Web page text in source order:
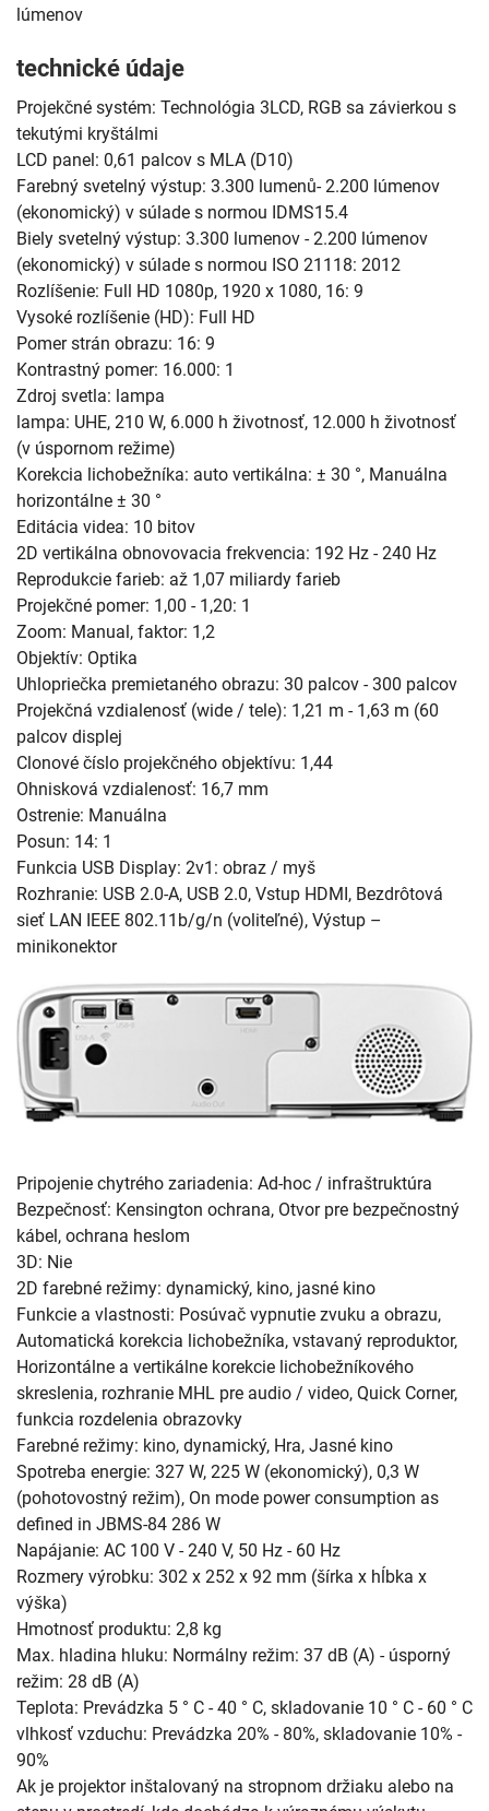
lúmenov
technické údaje
Projekčné systém: Technológia 3LCD, RGB sa závierkou s
tekutými kryštálmi
LCD panel: 0,61 palcov s MLA (D10)
Farebný svetelný výstup: 3.300 lumenů- 2.200 lúmenov
(ekonomický) v súlade s normou IDMS15.4
Biely svetelný výstup: 3.300 lumenov - 2.200 lúmenov
(ekonomický) v súlade s normou ISO 21118: 2012
Rozlíšenie: Full HD 1080p, 1920 x 1080, 16: 9
Vysoké rozlíšenie (HD): Full HD
Pomer strán obrazu: 16: 9
Kontrastný pomer: 16.000: 1
Zdroj svetla: lampa
lampa: UHE, 210 W, 6.000 h životnosť, 12.000 h životnosť
(v úspornom režime)
Korekcia lichobežníka: auto vertikálna: ± 30 °, Manuálna
horizontálne ± 30 °
Editácia videa: 10 bitov
2D vertikálna obnovovacia frekvencia: 192 Hz - 240 Hz
Reprodukcie farieb: až 1,07 miliardy farieb
Projekčné pomer: 1,00 - 1,20: 1
Zoom: Manual, faktor: 1,2
Objektív: Optika
Uhlopriečka premietaného obrazu: 30 palcov - 300 palcov
Projekčná vzdialenosť (wide / tele): 1,21 m - 1,63 m (60
palcov displej
Clonové číslo projekčného objektívu: 1,44
Ohnisková vzdialenosť: 16,7 mm
Ostrenie: Manuálna
Posun: 14: 1
Funkcia USB Display: 2v1: obraz / myš
Rozhranie: USB 2.0-A, USB 2.0, Vstup HDMI, Bezdrôtová
sieť LAN IEEE 802.11b/g/n (voliteľné), Výstup –
minikonektor
Pripojenie chytrého zariadenia: Ad-hoc / infraštruktúra
Bezpečnosť: Kensington ochrana, Otvor pre bezpečnostný
kábel, ochrana heslom
3D: Nie
2D farebné režimy: dynamický, kino, jasné kino
Funkcie a vlastnosti: Posúvač vypnutie zvuku a obrazu,
Automatická korekcia lichobežníka, vstavaný reproduktor,
Horizontálne a vertikálne korekcie lichobežníkového
skreslenia, rozhranie MHL pre audio / video, Quick Corner,
funkcia rozdelenia obrazovky
Farebné režimy: kino, dynamický, Hra, Jasné kino
Spotreba energie: 327 W, 225 W (ekonomický), 0,3 W
(pohotovostný režim), On mode power consumption as
defined in JBMS-84 286 W
Napájanie: AC 100 V - 240 V, 50 Hz - 60 Hz
Rozmery výrobku: 302 x 252 x 92 mm (šírka x hĺbka x
výška)
Hmotnosť produktu: 2,8 kg
Max. hladina hluku: Normálny režim: 37 dB (A) - úsporný
režim: 28 dB (A)
Teplota: Prevádzka 5 ° C - 40 ° C, skladovanie 10 ° C - 60 ° C
vlhkosť vzduchu: Prevádzka 20% - 80%, skladovanie 10% -
90%
Ak je projektor inštalovaný na stropnom držiaku alebo na